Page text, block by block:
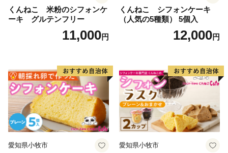
くんねこ 米粉のシフォンケ
ーキ グルテンフリー
11,000円
くんねこ シフォンケーキ
（人気の5種類） 5個入
12,000円
愛知県小牧市 愛知県小牧市